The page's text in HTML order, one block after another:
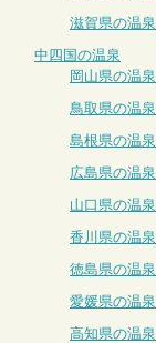
滋賀県の温泉
中四国の温泉
岡山県の温泉
鳥取県の温泉
島根県の温泉
広島県の温泉
山口県の温泉
香川県の温泉
徳島県の温泉
愛媛県の温泉
高知県の温泉